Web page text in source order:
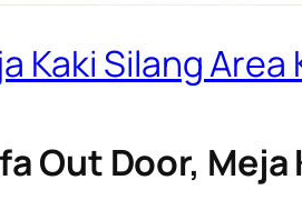
Kaki Silang Area
Out Door,